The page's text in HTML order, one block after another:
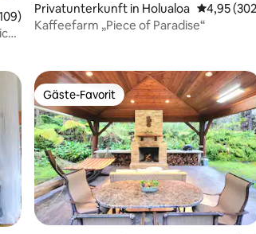
Bewertung: 4,99 von 5, 109
Privatunterkunft in Holualoa
4,95
Kaffeefarm „Piece of Paradise“
Gäste-Favorit
Gäste-Favorit